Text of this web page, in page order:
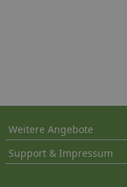
Weitere Angebote
Support & Impressum